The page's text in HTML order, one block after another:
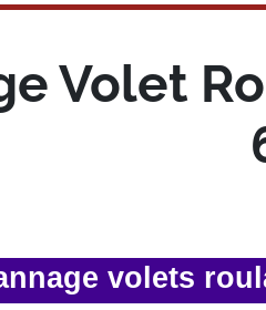
Volet
volets